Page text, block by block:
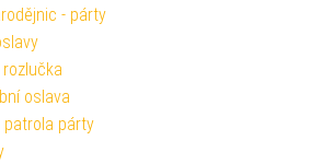
- párty
oslava
patrola párty